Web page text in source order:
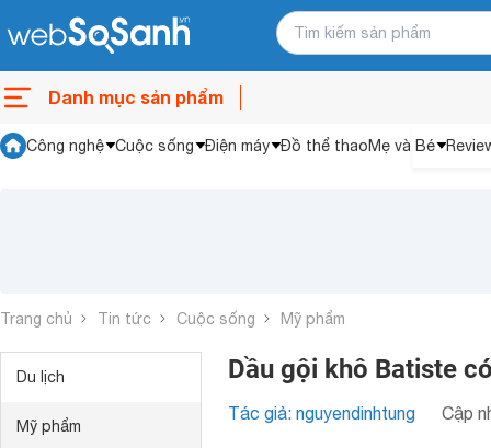
Danh mục sản phẩm
Công nghệ Cuộc sống Điện máy Đồ thể thaoMẹ và Bé
Trang chủ Tin tức Cuộc sống Mỹ phẩm
Du lịch
Mỹ phẩm
Dầu gội khô Batiste
Tác giả: nguyendinhtung Cập